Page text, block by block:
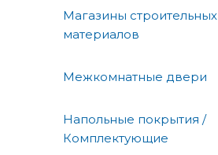
Магазины строительных
материалов
Межкомнатные двери
Напольные покрытия /
Комплектующие